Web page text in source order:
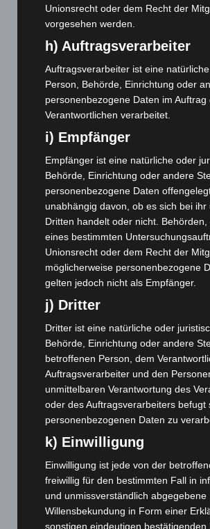
März 2026(115)
Februar 2026(109)
Januar 2026(122)
Dezember 2025(103)
November 2025
(114)
Oktober 2025(112)
September 2025(93)
August 2025(90)
Juli 2025(90)
Juni 2025(103)
Mai 2025(112)
April 2025 (88)
Februar 2025(96)
Januar 2025(88)
Dezember 2024
November 2024(94)
Oktober 2024(93)
September 2024(112)
August 2024(107)
Juli 2024(89)
Juni 2024(107)
Mai 2024(149)
April 2024
(102)
März 2024(103)
Unionsrecht oder dem Recht der
vorgesehen werden.
h) Auftragsverarbeiter
Auftragsverarbeiter ist eine
Person, Behörde, Einrichtung oder
personenbezogene Daten im Auftrag
Verantwortlichen verarbeitet.
i) Empfänger
Empfänger ist eine natürliche oder
Behörde, Einrichtung oder andere
personenbezogene Daten
unabhängig davon, ob es sich bei ihr
Dritten handelt oder nicht.
eines bestimmten
Unionsrecht oder dem Recht der
möglicherweise personenbezogene
gelten jedoch nicht als Empfänger.
j) Dritter
Dritter ist eine natürliche oder
Behörde, Einrichtung oder andere
betroffenen Person, dem
Auftragsverarbeiter und den
unmittelbaren Verantwortung des
oder des Auftragsverarbeiters befugt
personenbezogenen Daten zu
k) Einwilligung
Einwilligung ist jede von der
freiwillig für den bestimmten Fall in
und unmissverständlich abgegebene
Willensbekundung in Form einer
sonstigen eindeutigen bestätigenden